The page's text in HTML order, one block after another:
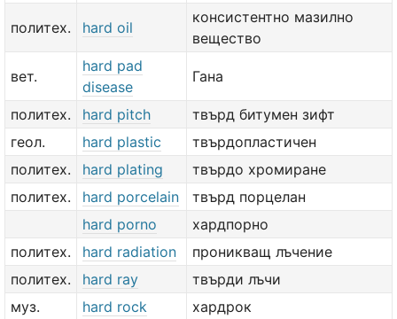
политех. hard oil
консистентно мазилно
вещество
вет.
hard pad
disease
Гана
политех. hard pitch
твърд битумен зифт
геол.
hard plastic
твърдопластичен
политех.
hard plating
твърдо хромиране
политех.
hard porcelain
твърд порцелан
hard porno
хардпорно
политех.
hard radiation
проникващ лъчение
политех.
hard ray
твърди лъчи
муз.
hard rock хардрок